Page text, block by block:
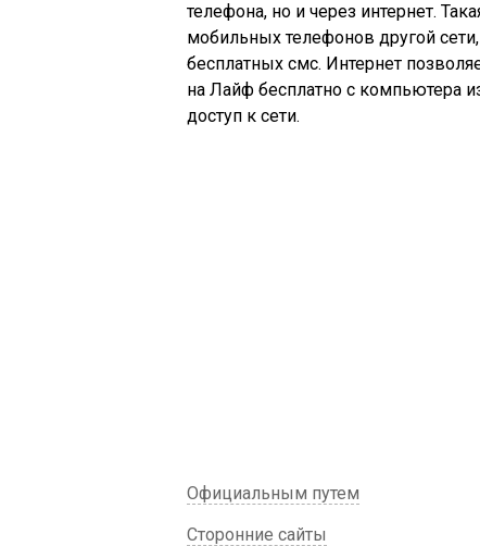
телефона, но и через интернет.
мобильных телефонов другой
бесплатных смс. Интернет
на Лайф бесплатно с компьютера
доступ к сети.
Официальным путем
Сторонние сайты